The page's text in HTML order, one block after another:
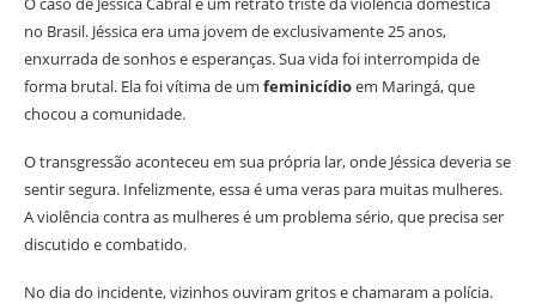
no Brasil. Jéssica era uma jovem de exclusivamente 25 anos,
enxurrada de sonhos e esperanças. Sua vida foi interrompida de
forma brutal. Ela foi vítima de um feminicídioem Maringá, que
chocou a comunidade.
O transgressão aconteceu em sua própria lar, onde Jéssica deveria se
sentir segura. Infelizmente, essa é uma veras para muitas mulheres.
A violência contra as mulheres é um problema sério, que precisa ser
discutido e combatido.
No dia do incidente, vizinhos ouviram gritos e chamaram a polícia.